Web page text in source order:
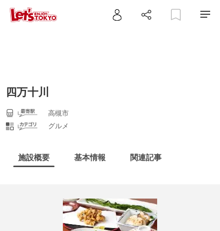
四万十川
高槻市
グルメ
施設概要 基本情報 関連記事